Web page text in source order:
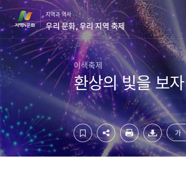
컨
텐
츠
영
역
바
로
가
하
단
영
역
바
로
가
기
지역과 역사
우리 문화, 우리 지역 축제
이색축제
환상의 빛을 보
가